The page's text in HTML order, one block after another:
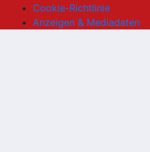
Cookie-Richtlinie
Anzeigen & Mediadaten